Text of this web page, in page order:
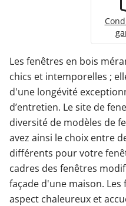
Les fenêtres en bois
chics et intemporelles ;
d'une longévité
d’entretien. Le site de
diversité de modèles de
avez ainsi le choix entre
différents pour votre
cadres des fenêtres
façade d'une maison.
aspect chaleureux et